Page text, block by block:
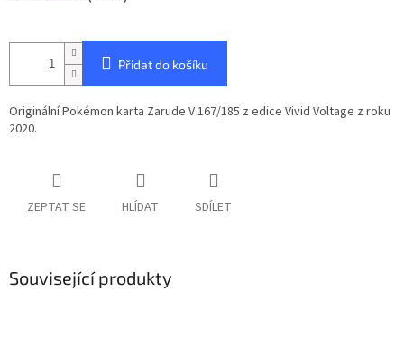
Přidat do košíku
Originální Pokémon karta Zarude V 167/185 z edice Vivid Voltage z roku
2020.
ZEPTAT SE HLÍDAT SDÍLET
Související produkty